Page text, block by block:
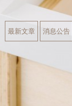
產品
關於
據點
最新文章 消息公告